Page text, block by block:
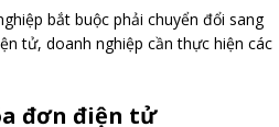
bắt buộc phải chuyển đổi sang
tử, doanh nghiệp cần thực hiện các
đơn điện tử